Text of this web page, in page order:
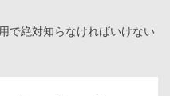
で絶対知らなければいけない